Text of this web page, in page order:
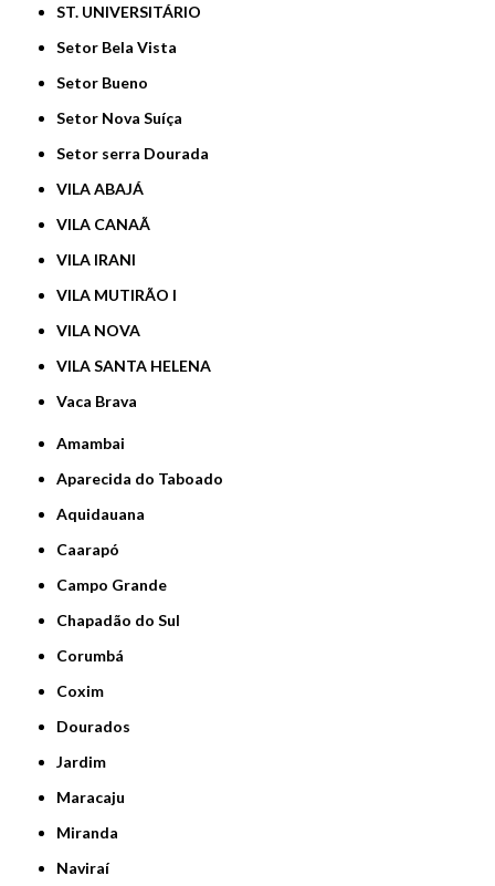
ST. UNIVERSITÁRIO
Setor Bela Vista
Setor Bueno
Setor Nova Suíça
Setor serra Dourada
VILA ABAJÁ
VILA CANAÃ
VILA IRANI
VILA MUTIRÃO I
VILA NOVA
VILA SANTA HELENA
Vaca Brava
Amambai
Aparecida do Taboado
Aquidauana
Caarapó
Campo Grande
Chapadão do Sul
Corumbá
Coxim
Dourados
Jardim
Maracaju
Miranda
Naviraí